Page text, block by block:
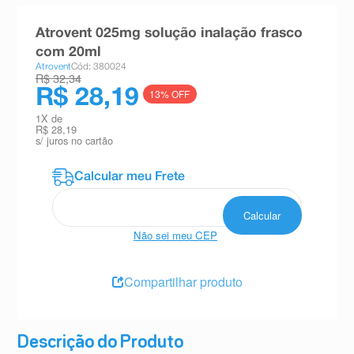
teste gravidez
10ºesmalte
Descrição do Produto
Atrovent 025mg solução inalação frasco
com 20ml
AtroventCód: 380024
R$ 32,34
R$ 28,19 13% OFF
1X de
R$ 28,19
s/ juros no cartão
Não sei meu CEP
Compartilhar produto